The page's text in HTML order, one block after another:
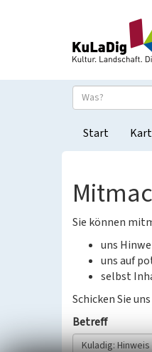
Start
Sie können
uns
uns auf
selbst
Schicken Sie
Betreff